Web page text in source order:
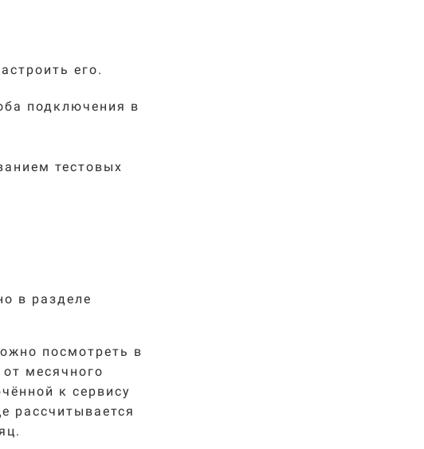
его.
подключения в
тестовых
в разделе
посмотреть в
месячного
к сервису
рассчитывается